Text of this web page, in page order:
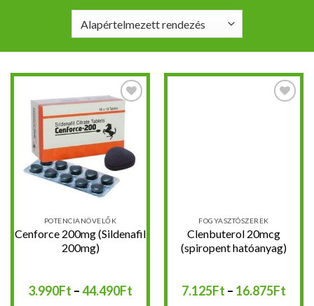
Kedvencekhez
POTENCIANÖVELŐK
Cenforce 200mg (Sildenafil
200mg)
3.990Ft –44.490Ft Ártartomány:
FOGYASZTÓSZEREK
Clenbuterol 20mcg
(spiropent hatóanyag)
7.125Ft – 16.875Ft